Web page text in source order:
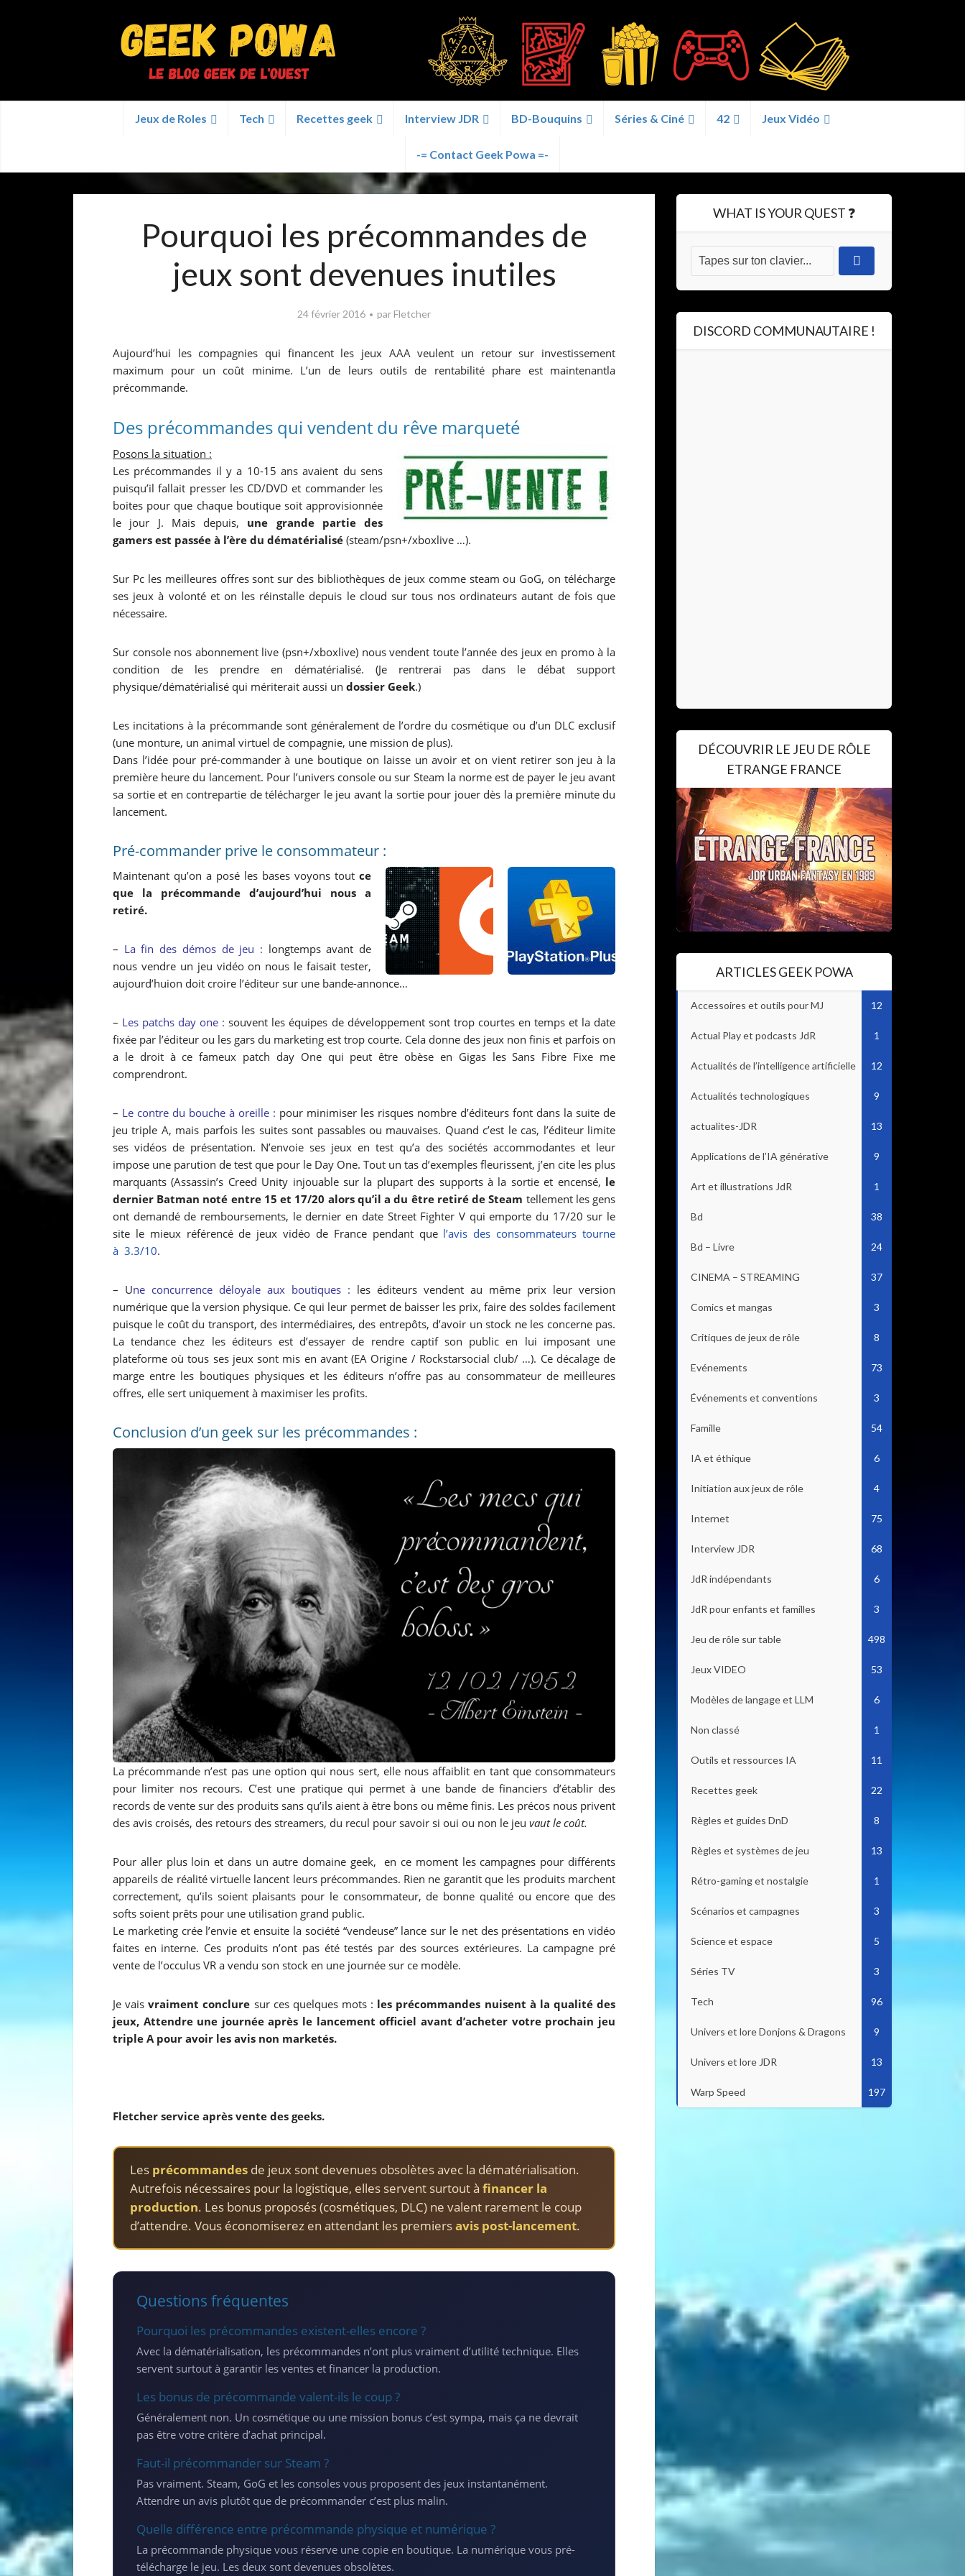
Jeux de Roles Tech Recettes geek Interview JDR BD-Bouquins Séries & Ciné 42 Jeux Vidéo
-= Contact Geek Powa =-
Pourquoi les précommandes de
jeux sont devenues inutiles
24 février 2016 parFletcher
Aujourd’hui les compagnies qui financent les jeux AAA veulent un retour sur investissement
maximum pour un coût minime. L’un de leurs outils de rentabilité phare est maintenantla
précommande.
Des précommandes qui vendent du rêve marqueté
Posons la situation :
Les précommandes il y a 10-15 ans avaient du sens
puisqu’il fallait presser les CD/DVD et commander les
boites pour que chaque boutique soit approvisionnée
le jour J. Mais depuis, une grande partie des
gamers est passée à l’ère du dématérialisé (steam/psn+/xboxlive …).
Sur Pc les meilleures offres sont sur des bibliothèques de jeux comme steam ou GoG, on télécharge
ses jeux à volonté et on les réinstalle depuis le cloud sur tous nos ordinateurs autant de fois que
nécessaire.
Sur console nos abonnement live (psn+/xboxlive) nous vendent toute l’année des jeux en promo à la
condition de les prendre en dématérialisé. (Je rentrerai pas dans le débat support
physique/dématérialisé qui mériterait aussi un dossier Geek.)
Les incitations à la précommande sont généralement de l’ordre du cosmétique ou d’un DLC exclusif
(une monture, un animal virtuel de compagnie, une mission de plus).
Dans l’idée pour pré-commander à une boutique on laisse un avoir et on vient retirer son jeu à la
première heure du lancement. Pour l’univers console ou sur Steam la norme est de payer le jeu avant
sa sortie et en contrepartie de télécharger le jeu avant la sortie pour jouer dès la première minute du
lancement.
Pré-commander prive le consommateur :
Maintenant qu’on a posé les bases voyons tout ce
que la précommande d’aujourd’hui nous a
retiré.
– La fin des démos de jeu : longtemps avant de
nous vendre un jeu vidéo on nous le faisait tester,
aujourd’huion doit croire l’éditeur sur une bande-annonce…
– Les patchs day one : souvent les équipes de développement sont trop courtes en temps et la date
fixée par l’éditeur ou les gars du marketing est trop courte. Cela donne des jeux non finis et parfois on
a le droit à ce fameux patch day One qui peut être obèse en Gigas les Sans Fibre Fixe me
comprendront.
– Le contre du bouche à oreille : pour minimiser les risques nombre d’éditeurs font dans la suite de
jeu triple A, mais parfois les suites sont passables ou mauvaises. Quand c’est le cas, l’éditeur limite
ses vidéos de présentation. N’envoie ses jeux en test qu’a des sociétés accommodantes et leur
impose une parution de test que pour le Day One. Tout un tas d’exemples fleurissent, j’en cite les plus
marquants (Assassin’s Creed Unity injouable sur la plupart des supports à la sortie et encensé, le
dernier Batman noté entre 15 et 17/20 alors qu’il a du être retiré de Steam tellement les gens
ont demandé de remboursements, le dernier en date Street Fighter V qui emporte du 17/20 sur le
site le mieux référencé de jeux vidéo de France pendant que l’avis des consommateurs tourne
à 3.3/10.
– Une concurrence déloyale aux boutiques : les éditeurs vendent au même prix leur version
numérique que la version physique. Ce qui leur permet de baisser les prix, faire des soldes facilement
puisque le coût du transport, des intermédiaires, des entrepôts, d’avoir un stock ne les concerne pas.
La tendance chez les éditeurs est d’essayer de rendre captif son public en lui imposant une
plateforme où tous ses jeux sont mis en avant (EA Origine / Rockstarsocial club/ …). Ce décalage de
marge entre les boutiques physiques et les éditeurs n’offre pas au consommateur de meilleures
offres, elle sert uniquement à maximiser les profits.
Conclusion d’un geek sur les précommandes :
La précommande n’est pas une option qui nous sert, elle nous affaiblit en tant que consommateurs
pour limiter nos recours. C’est une pratique qui permet à une bande de financiers d’établir des
records de vente sur des produits sans qu’ils aient à être bons ou même finis. Les précos nous privent
des avis croisés, des retours des streamers, du recul pour savoir si oui ou non le jeu vaut le coût.
Pour aller plus loin et dans un autre domaine geek, en ce moment les campagnes pour différents
appareils de réalité virtuelle lancent leurs précommandes. Rien ne garantit que les produits marchent
correctement, qu’ils soient plaisants pour le consommateur, de bonne qualité ou encore que des
softs soient prêts pour une utilisation grand public.
Le marketing crée l’envie et ensuite la société “vendeuse” lance sur le net des présentations en vidéo
faites en interne. Ces produits n’ont pas été testés par des sources extérieures. La campagne pré
vente de l’occulus VR a vendu son stock en une journée sur ce modèle.
Je vaisvraiment conclure sur ces quelques mots : les précommandes nuisent à la qualité des
jeux, Attendre une journée après le lancement officiel avant d’acheter votre prochain jeu
triple A pour avoir les avis non marketés.
Fletcher service après vente des geeks.
Les précommandes de jeux sont devenues obsolètes avec la dématérialisation.
Autrefois nécessaires pour la logistique, elles servent surtout à financer la
production. Les bonus proposés (cosmétiques, DLC) ne valent rarement le coup
d’attendre. Vous économiserez en attendant les premiersavis post-lancement.
Questions fréquentes
Pourquoi les précommandes existent-elles encore ?
Avec la dématérialisation, les précommandes n’ont plus vraiment d’utilité technique. Elles
servent surtout à garantir les ventes et financer la production.
Les bonus de précommande valent-ils le coup ?
Généralement non. Un cosmétique ou une mission bonus c’est sympa, mais ça ne devrait
pas être votre critère d’achat principal.
Faut-il précommander sur Steam ?
Pas vraiment. Steam, GoG et les consoles vous proposent des jeux instantanément.
Attendre un avis plutôt que de précommander c’est plus malin.
Quelle différence entre précommande physique et numérique ?
La précommande physique vous réserve une copie en boutique. La numérique vous pré-
télécharge le jeu. Les deux sont devenues obsolètes.
WHAT IS YOUR QUEST ❓
DISCORD COMMUNAUTAIRE !
DÉCOUVRIR LE JEU DE RÔLE
ETRANGE FRANCE
ARTICLES GEEK POWA
Accessoires et outils pour MJ 12
Actual Play et podcasts JdR 1
Actualités de l’intelligence artificielle 12
Actualités technologiques 9
actualites-JDR 13
Applications de l’IA générative 9
Art et illustrations JdR 1
Bd 38
Bd – Livre 24
CINEMA – STREAMING 37
Comics et mangas 3
Critiques de jeux de rôle 8
Evénements 73
Événements et conventions 3
Famille 54
IA et éthique 6
Initiation aux jeux de rôle 4
Internet 75
Interview JDR 68
JdR indépendants 6
JdR pour enfants et familles 3
Jeu de rôle sur table 498
Jeux VIDEO 53
Modèles de langage et LLM 6
Non classé 1
Outils et ressources IA 11
Recettes geek 22
Règles et guides DnD 8
Règles et systèmes de jeu 13
Rétro-gaming et nostalgie 1
Scénarios et campagnes 3
Science et espace 5
Séries TV 3
Tech 96
Univers et lore Donjons & Dragons 9
Univers et lore JDR 13
Warp Speed 197